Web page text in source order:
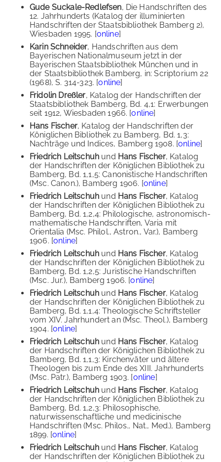
Gude Suckale-Redlefsen, Die Handschriften des
12. Jahrhunderts (Katalog der illuminierten
Handschriften der Staatsbibliothek Bamberg 2),
Wiesbaden 1995. [online]
Karin Schneider, Handschriften aus dem
Bayerischen Nationalmuseum jetzt in der
Bayerischen Staatsbibliothek München und in
der Staatsbibliothek Bamberg, in: Scriptorium 22
(1968), S. 314-323. [online]
Fridolin Dreßler, Katalog der Handschriften der
Staatsbibliothek Bamberg, Bd. 4,1: Erwerbungen
seit 1912, Wiesbaden 1966. [online]
Hans Fischer, Katalog der Handschriften der
Königlichen Bibliothek zu Bamberg, Bd. 1,3:
Nachträge und Indices, Bamberg 1908. [online]
Friedrich Leitschuh und Hans Fischer, Katalog
der Handschriften der Königlichen Bibliothek zu
Bamberg, Bd. 1,1,5: Canonistische Handschriften
(Msc. Canon.), Bamberg 1906. [online]
Friedrich Leitschuh und Hans Fischer, Katalog
der Handschriften der Königlichen Bibliothek zu
Bamberg, Bd. 1,2,4: Philologische, astronomisch-
mathematische Handschriften, Varia mit
Orientalia (Msc. Philol., Astron., Var.), Bamberg
1906. [online]
Friedrich Leitschuh und Hans Fischer, Katalog
der Handschriften der Königlichen Bibliothek zu
Bamberg, Bd. 1,2,5: Juristische Handschriften
(Msc. Jur.), Bamberg 1906. [online]
Friedrich Leitschuh und Hans Fischer, Katalog
der Handschriften der Königlichen Bibliothek zu
Bamberg, Bd. 1,1,4: Theologische Schriftsteller
vom XIV. Jahrhundert an (Msc. Theol.), Bamberg
1904. [online]
Friedrich Leitschuh und Hans Fischer, Katalog
der Handschriften der Königlichen Bibliothek zu
Bamberg, Bd. 1,1,3: Kirchenväter und ältere
Theologen bis zum Ende des XIII. Jahrhunderts
(Msc. Patr.), Bamberg 1903. [online]
Friedrich Leitschuh und Hans Fischer, Katalog
der Handschriften der Königlichen Bibliothek zu
Bamberg, Bd. 1,2,3: Philosophische,
naturwissenschaftliche und medicinische
Handschriften (Msc. Philos., Nat., Med.), Bamberg
1899. [online]
Friedrich Leitschuh und Hans Fischer, Katalog
der Handschriften der Königlichen Bibliothek zu